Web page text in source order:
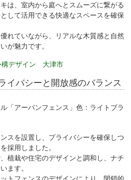
は、室内から庭へとスムーズに繋がる
して活用できる快適なスペースを確保
れていながら、リアルな木質感と自然
が魅力です。
イバシーと開放感のバランス
「アーバンフェンス」色：ライトブラ
スを設置し、プライバシーを確保しつ
採用しました。
植栽や住宅のデザインと調和し、ナチ
ます。
トフェンスのデザインにより、閉鎖的